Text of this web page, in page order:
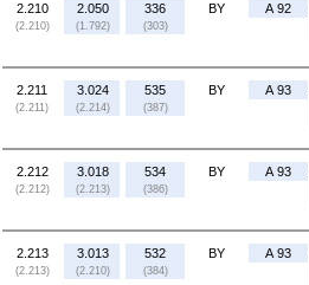
2.210
(2.210)
2.050
(1.792)
336
(303)
BY A 92
2.211
(2.211)
3.024
(2.214)
535
(387)
BY A 93
2.212
(2.212)
3.018
(2.213)
534
(386)
BY A 93
2.213
(2.213)
3.013
(2.210)
532
(384)
BY A 93